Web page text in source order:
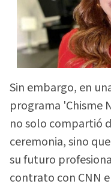
Sin embargo, en
programa 'Chisme
no solo compartió
ceremonia, sino
su futuro
contrato con CNN